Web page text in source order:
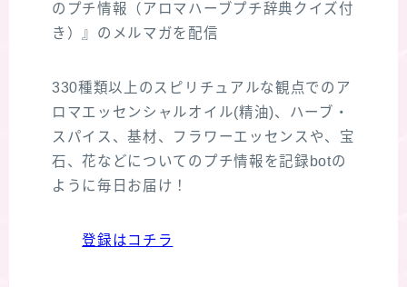
のプチ情報（アロマハーブプチ辞典クイズ付
き）』のメルマガを配信
330種類以上のスピリチュアルな観点でのア
ロマエッセンシャルオイル(精油)、ハーブ・
スパイス、基材、フラワーエッセンスや、宝
石、花などについてのプチ情報を記録botの
ように毎日お届け！
登録はコチラ